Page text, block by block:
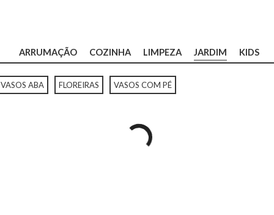
ARRUMAÇÃO COZINHA LIMPEZA JARDIM KIDS
VASOS ABA FLOREIRAS VASOS COM PÉ